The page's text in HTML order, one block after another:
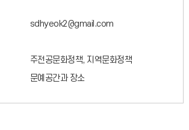
sdhyeok2@gmail.com
주전공문화정책, 지역문화정책
문예공간과 장소